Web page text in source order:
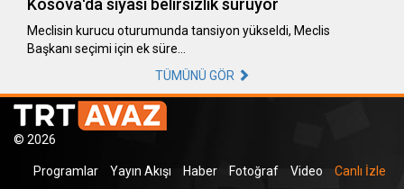
Meclisin kurucu oturumunda tansiyon yükseldi, Meclis
Başkanı seçimi için ek süre…
TÜMÜNÜ GÖR
© 2026
Programlar Yayın Akışı Haber Fotoğraf Video Canlı İzle